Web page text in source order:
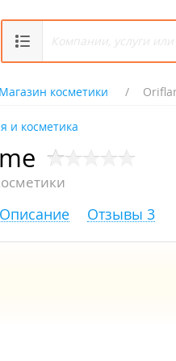
Магазин косметики
и косметика
Описание Отзывы 3